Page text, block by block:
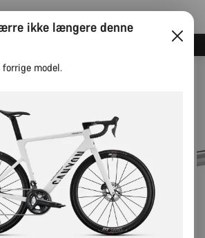
ikke længere denne
forrige model.